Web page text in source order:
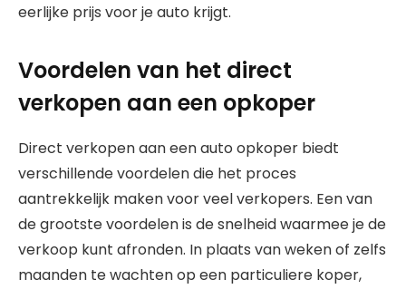
eerlijke prijs voor je auto krijgt.
Voordelen van het direct
verkopen aan een opkoper
Direct verkopen aan een auto opkoper biedt
verschillende voordelen die het proces
aantrekkelijk maken voor veel verkopers. Een van
de grootste voordelen is de snelheid waarmee je de
verkoop kunt afronden. In plaats van weken of zelfs
maanden te wachten op een particuliere koper,